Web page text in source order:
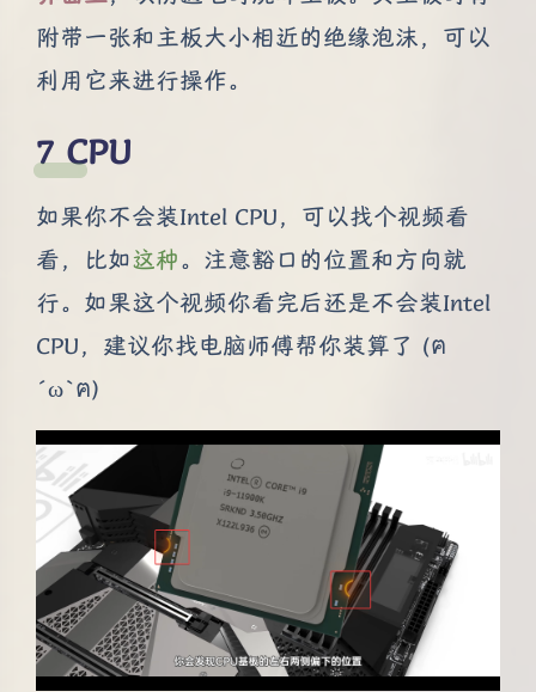
附带一张和主板大小相近的绝缘泡沫，可以
利用它来进行操作。
CPU
如果你不会装Intel CPU，可以找个视频看
看，比如这种。注意豁口的位置和方向就
行。如果这个视频你看完后还是不会装Intel
CPU，建议你找电脑师傅帮你装算了 (ฅ
´ω`ฅ)